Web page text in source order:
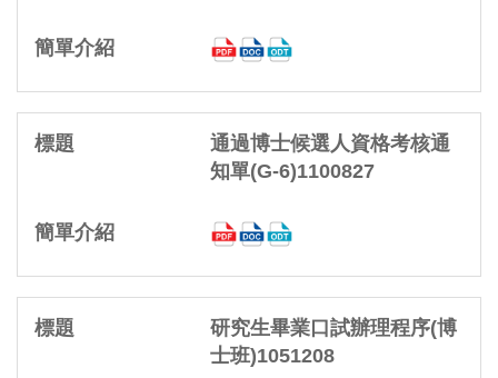
通過博士候選人資格考核通
知單(G-6)1100827
研究生畢業口試辦理程序(博
士班)1051208